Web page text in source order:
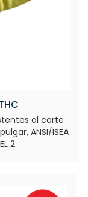
al corte
ANSI/ISEA
2